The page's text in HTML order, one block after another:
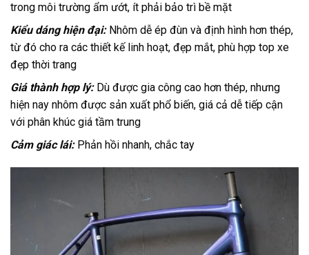
trong môi trường ẩm ướt, ít phải bảo trì bề mặt
Kiểu dáng hiện đại: Nhôm dễ ép đùn và định hình hơn thép,
từ đó cho ra các thiết kế linh hoạt, đẹp mắt, phù hợp top xe
đẹp thời trang
Giá thành hợp lý: Dù được gia công cao hơn thép, nhưng
hiện nay nhôm được sản xuất phổ biến, giá cả dễ tiếp cận
với phân khúc giá tầm trung
Cảm giác lái: Phản hồi nhanh, chắc tay